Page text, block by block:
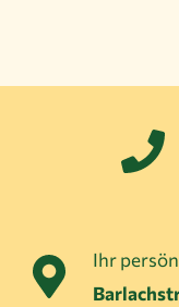
Ihr